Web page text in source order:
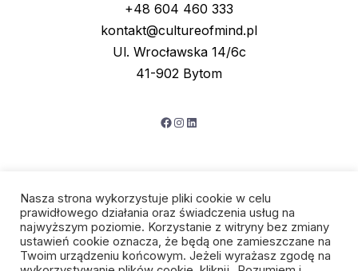
+48 604 460 333
kontakt@cultureofmind.pl
Ul. Wrocławska 14/6c
41-902 Bytom
Facebook
Instagram
LinkedIn
Nasza strona wykorzystuje pliki cookie w celu
prawidłowego działania oraz świadczenia usług na
najwyższym poziomie. Korzystanie z witryny bez zmiany
ustawień cookie oznacza, że będą one zamieszczane na
Twoim urządzeniu końcowym. Jeżeli wyrażasz zgodę na